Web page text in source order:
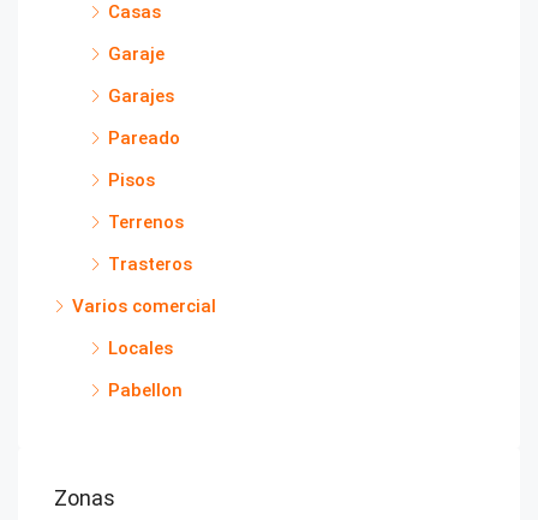
Casas
Garaje
Garajes
Pareado
Pisos
Terrenos
Trasteros
Varios comercial
Locales
Pabellon
Zonas